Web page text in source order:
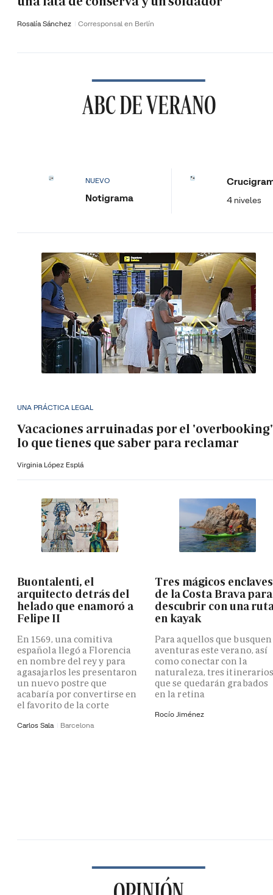
Rosalía Sánchez Corresponsal en Berlín
ABC DE VERANO
NUEVO
Notigrama 4 niveles
UNA PRÁCTICA LEGAL
Vacaciones arruinadas por el
lo que tienes que saber para reclamar
Virginia López Esplá
Buontalenti, el
arquitecto detrás del
helado que enamoró a
Felipe II
En 1569, una comitiva
española llegó a Florencia
en nombre del rey y para
agasajarlos les presentaron
un nuevo postre que
acabaría por convertirse en
el favorito de la corte
Carlos Sala Barcelona
Tres mágicos enclaves
de la Costa Brava para
descubrir con una
en kayak
Para aquellos que busquen
aventuras este verano, así
como conectar con la
naturaleza, tres
que se quedarán grabados
en la retina
Rocío Jiménez